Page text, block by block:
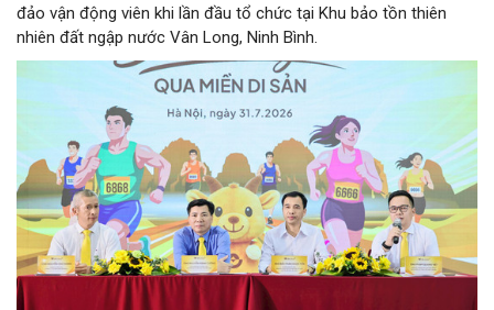
đảo vận động viên khi lần đầu tổ chức tại Khu bảo tồn thiên
nhiên đất ngập nước Vân Long, Ninh Bình.